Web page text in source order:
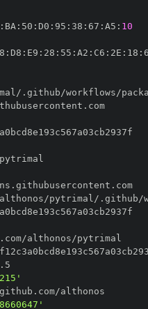
BA : 50 : D0 : 95 : 38 : 67 : A5 : 10
: D8 : E9 : 28 : 55 : A2 : C6 : 2E : 18 :
//token.actions.githubusercontent.com
//token.actions.githubusercontent.com